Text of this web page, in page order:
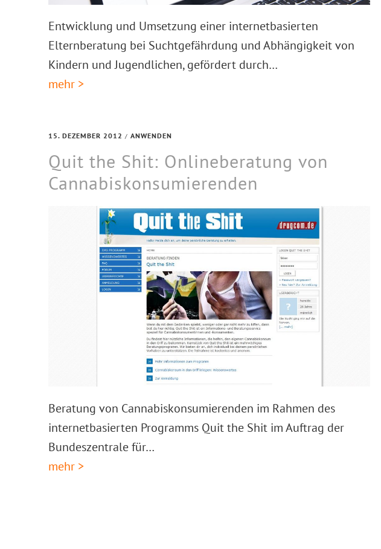
Entwicklung und Umsetzung einer internetbasierten
Elternberatung bei Suchtgefährdung und Abhängigkeit von
Kindern und Jugendlichen, gefördert durch…
mehr >
15. DEZEMBER 2012 / ANWENDEN
Quit the Shit: Onlineberatung von
Cannabiskonsumierenden
Beratung von Cannabiskonsumierenden im Rahmen des
internetbasierten Programms Quit the Shit im Auftrag der
Bundeszentrale für…
mehr >